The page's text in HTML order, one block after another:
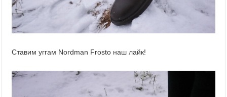
Ставим уггам Nordman Frosto наш лайк!